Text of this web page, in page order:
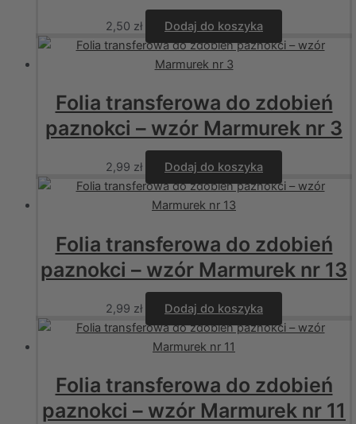
2,50 zł Dodaj do koszyka
Folia transferowa do zdobień
paznokci – wzór Marmurek nr 3
2,99 zł Dodaj do koszyka
Folia transferowa do zdobień
paznokci – wzór Marmurek nr 13
2,99 zł Dodaj do koszyka
Folia transferowa do zdobień
paznokci – wzór Marmurek nr 11